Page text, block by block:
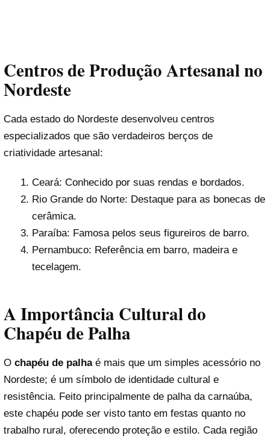
Centros de Produção Artesanal no
Nordeste
Cada estado do Nordeste desenvolveu centros
especializados que são verdadeiros berços de
criatividade artesanal:
Ceará: Conhecido por suas rendas e bordados.
Rio Grande do Norte: Destaque para as bonecas de
cerâmica.
Paraíba: Famosa pelos seus figureiros de barro.
Pernambuco: Referência em barro, madeira e
tecelagem.
A Importância Cultural do
Chapéu de Palha
O chapéu de palhaé mais que um simples acessório no
Nordeste; é um símbolo de identidade cultural e
resistência. Feito principalmente de palha da carnaúba,
este chapéu pode ser visto tanto em festas quanto no
trabalho rural, oferecendo proteção e estilo. Cada região